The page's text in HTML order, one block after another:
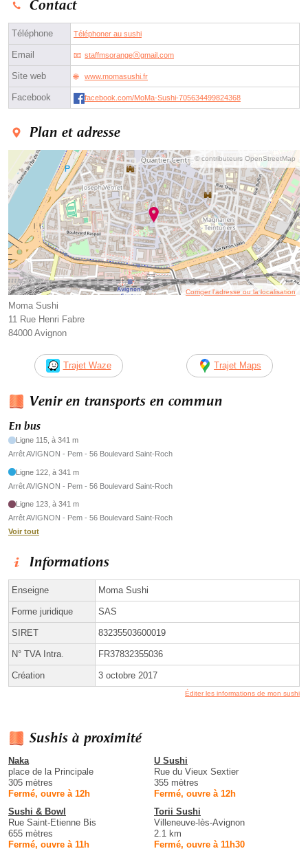
Contact
Téléphone Téléphoner au sushi
Email staffmsorangeⓐgmail.com
Site web www.momasushi.fr
Facebook facebook.com/MoMa-Sushi-705634499824368
Plan et adresse
© contributeurs OpenStreetMap
Corriger l’adresse ou la localisation
Moma Sushi
11 Rue Henri Fabre
84000 Avignon
Trajet Waze Trajet Maps
Venir en transports en commun
En bus
Ligne 115, à 341 m
Arrêt AVIGNON - Pem - 56 Boulevard Saint-Roch
Ligne 122, à 341 m
Arrêt AVIGNON - Pem - 56 Boulevard Saint-Roch
Ligne 123, à 341 m
Arrêt AVIGNON - Pem - 56 Boulevard Saint-Roch
Voir tout
Informations
Enseigne Moma Sushi
Forme juridique SAS
SIRET 83235503600019
N° TVA Intra. FR37832355036
Création 3 octobre 2017
Éditer les informations de mon sushi
Sushis à proximité
Naka
place de la Principale
305 mètres
Fermé, ouvre à 12h
U Sushi
Rue du Vieux Sextier
355 mètres
Fermé, ouvre à 12h
Sushi & Bowl
Rue Saint-Etienne Bis
655 mètres
Fermé, ouvre à 11h
Torii Sushi
Villeneuve-lès-Avignon
2.1 km
Fermé, ouvre à 11h30